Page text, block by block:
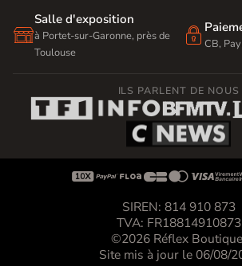

Salle d'exposition
à Portet-sur-Garonne, près de
Toulouse
 CB,
ILS PARLENT DE NOUS

SIREN: 814 910 873
TVA: FR18814910873
©2026 Réflex Boutique
Site mis à jour le 06/08/